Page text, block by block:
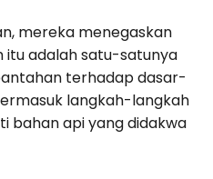
mereka menegaskan
adalah satu-satunya
terhadap dasar-
langkah-langkah
bahan api yang didakwa